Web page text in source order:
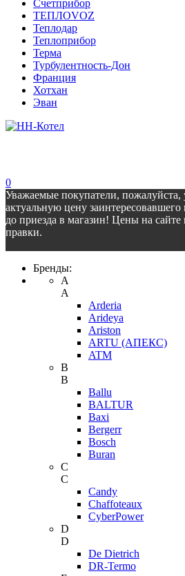
Счетприбор
ТЕПЛОVOZ
Теплодар
Теплоприбор
Терма
Турбулентность-Дон
Франция
Хотхан
Эван
0
Уважаемые покупатели, пожалуйста,
актуальную цену заинтересовавшего
до приезда в магазин! Цены на сайте
правки.
Бренды:
A
A
Arderia
Arideya
Ariston
ARTU (АПЕКС)
ATM
B
B
Ballu
BALTUR
Baxi
Bergerr
Bosch
Buran
C
C
Candy
Chaffoteaux
CyberPower
D
D
De Dietrich
DR-Termo